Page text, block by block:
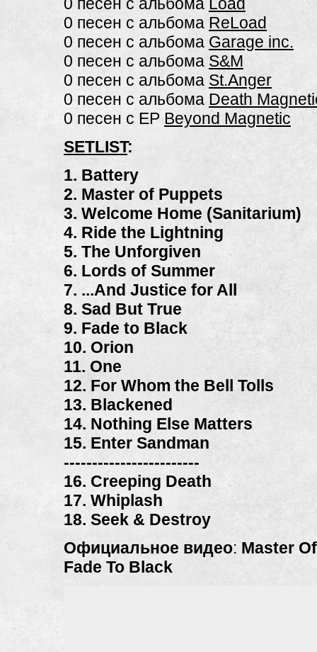
0 песен с альбома ReLoad
0 песен с альбома Garage inc.
0 песен с альбома S&M
0 песен с альбома St.Anger
0 песен с альбома Death
0 песен с EP Beyond Magnetic
SETLIST:
1. Battery
2. Master of Puppets
3. Welcome Home (Sanitarium)
4. Ride the Lightning
5. The Unforgiven
6. Lords of Summer
7. ...And Justice for All
8. Sad But True
9. Fade to Black
10. Orion
11. One
12. For Whom the Bell Tolls
13. Blackened
14. Nothing Else Matters
15. Enter Sandman
------------------------
16. Creeping Death
17. Whiplash
18. Seek & Destroy
Официальное видео: Master
Fade To Black